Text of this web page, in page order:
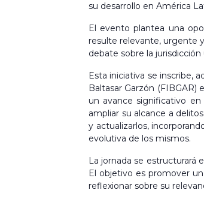
su desarrollo en América
El evento plantea una
resulte relevante, urgente
debate sobre la jurisdicción
Esta iniciativa se inscribe,
Baltasar Garzón
un avance significativo
ampliar su alcance a
y actualizarlos,
evolutiva de los mismos.
La jornada se estructurará
El objetivo es promover
reflexionar sobre su